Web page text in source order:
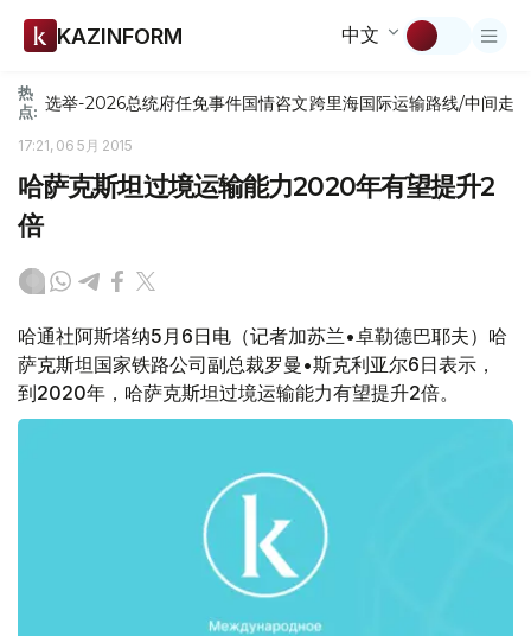
KAZINFORM 中文
热
点: 选举-2026总统府任免事件国情咨文跨里海国际运输路线/中间走廊
17:21, 06 5月 2015
哈萨克斯坦过境运输能力2020年有望提升2
倍
哈通社阿斯塔纳5月6日电（记者加苏兰•卓勒德巴耶夫）哈
萨克斯坦国家铁路公司副总裁罗曼•斯克利亚尔6日表示，
到2020年，哈萨克斯坦过境运输能力有望提升2倍。